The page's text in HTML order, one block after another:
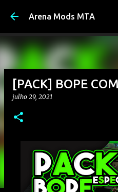
Pular para o
Arena Mods MTA
[PACK] BOPE
julho 29, 2021